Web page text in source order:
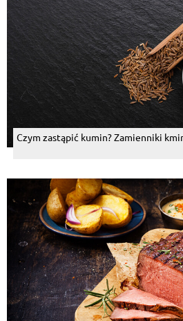
Czym zastąpić kumin? Zamienniki